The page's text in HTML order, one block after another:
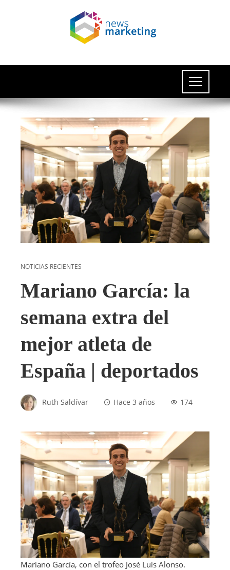
NOTICIAS RECIENTES
Mariano García: la
semana extra del
mejor atleta de
España | deportados
Ruth Saldívar Hace 3 años 174
Mariano García, con el trofeo José Luis Alonso.